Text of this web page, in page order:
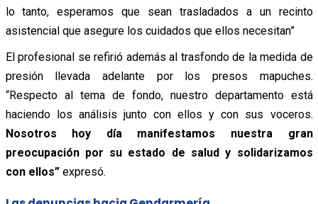
lo tanto, esperamos que sean trasladados a un recinto
asistencial que asegure los cuidados que ellos necesitan”
El profesional se refirió además al trasfondo de la medida de
presión llevada adelante por los presos mapuches.
“Respecto al tema de fondo, nuestro departamento está
haciendo los análisis junto con ellos y con sus voceros.
Nosotros hoy día manifestamos nuestra gran
preocupación por su estado de salud y solidarizamos
con ellos”expresó.